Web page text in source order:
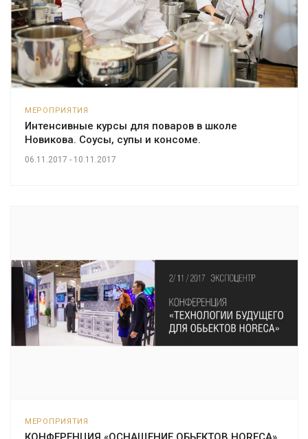
МЕРОПРИЯТИЯ
Интенсивные курсы для поваров в школе
Новикова. Соусы, супы и консоме.
06.11.2017 - 10.11.2017
МЕРОПРИЯТИЯ